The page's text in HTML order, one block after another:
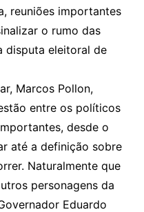
reuniões importantes
o rumo das
disputa eleitoral de
Marcos Pollon,
entre os políticos
desde o
até a definição sobre
Naturalmente que
personagens da
Eduardo